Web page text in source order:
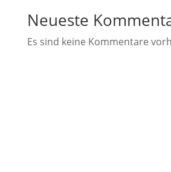
Neueste
Es sind keine Kommentare